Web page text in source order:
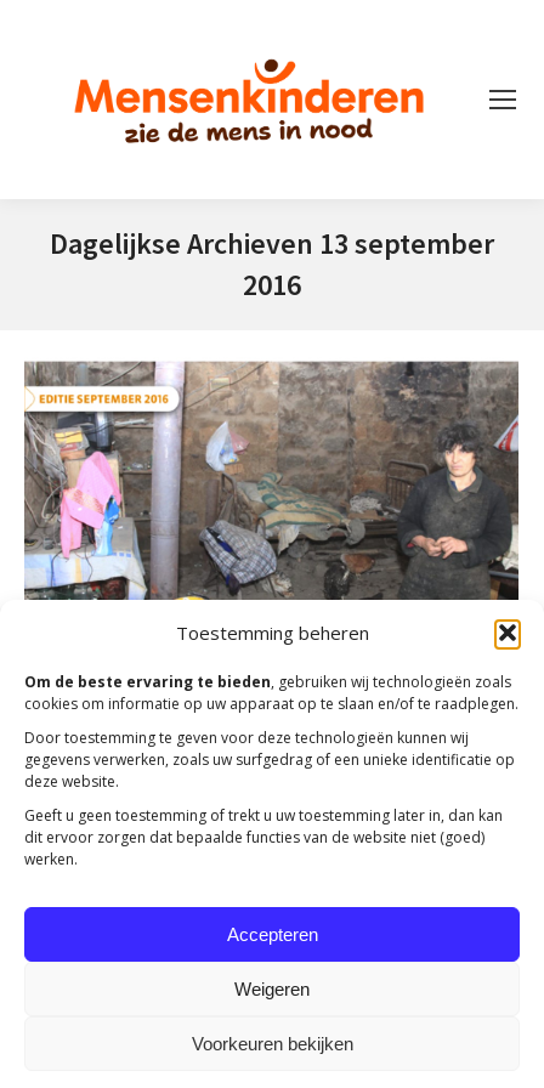
Toestemming beheren
Om de beste ervaring te bieden, gebruiken wij technologieën zoals
cookies om informatie op uw apparaat op te slaan en/of te raadplegen.
Door toestemming te geven voor deze technologieën kunnen wij
gegevens verwerken, zoals uw surfgedrag of een unieke identificatie op
deze website.
Geeft u geen toestemming of trekt u uw toestemming later in, dan kan
dit ervoor zorgen dat bepaalde functies van de website niet (goed)
werken.
Accepteren
Weigeren
Voorkeuren bekijken
Dagelijkse Archieven 13 september
2016
Magazine september 2016
Actueel DoorMensenkinderen 13 september 2016
Reina Koetsier in Armenië.